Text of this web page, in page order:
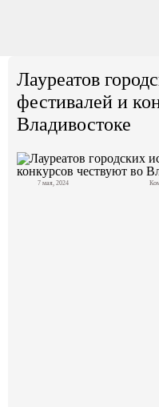
Лауреатов
фестивалей и
Владивостоке
7 мая, 2024